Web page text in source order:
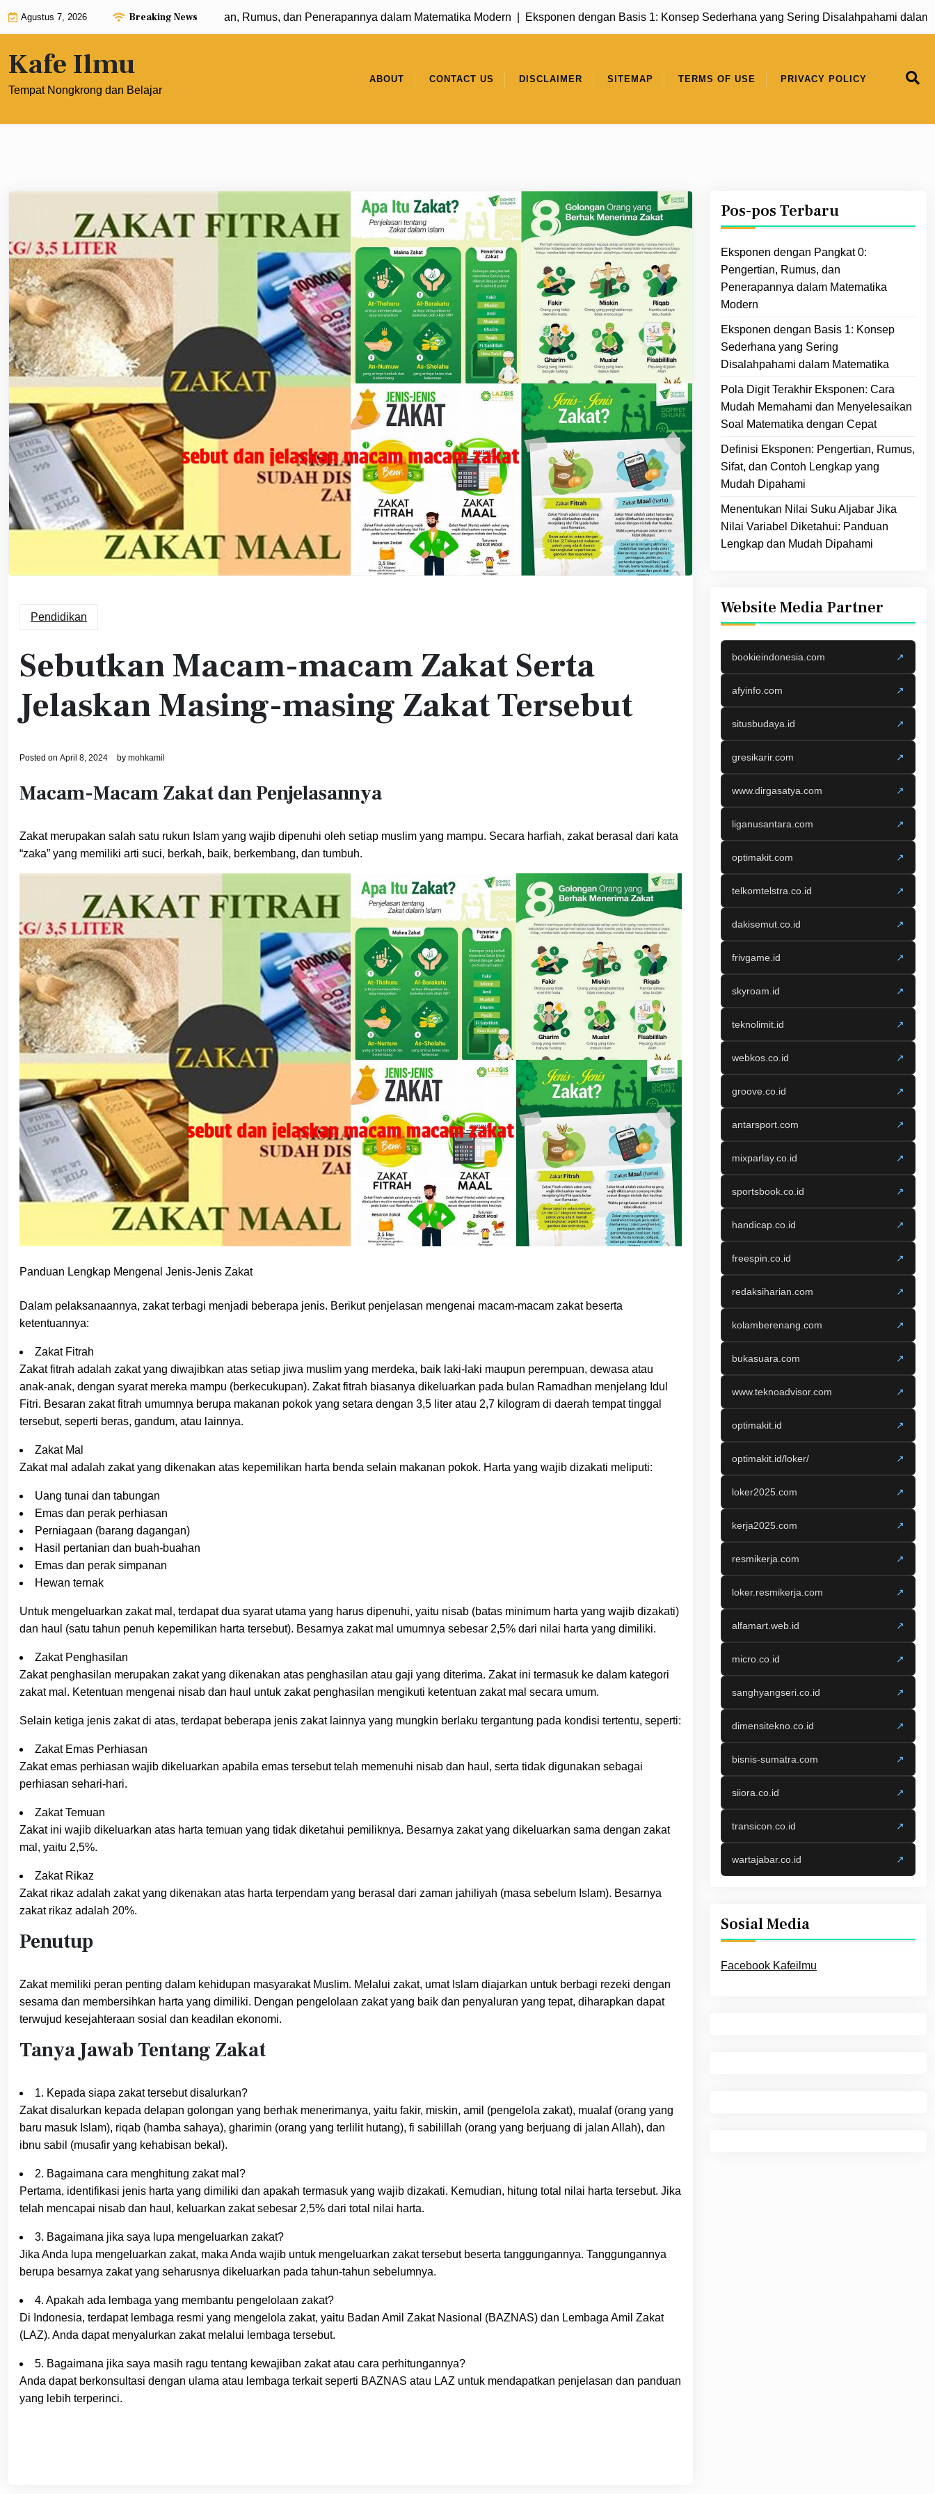
Agustus 7, 2026 Breaking News
dengan Pangkat 0: Pengertian, Rumus, dan Penerapannya dalam Matematika Modern |Eksponen dengan Basis 1: Konsep Sederhana yang Sering Disalahpahami dalam
Kafe Ilmu
Tempat Nongkrong dan Belajar
ABOUT CONTACT US DISCLAIMER SITEMAP TERMS OF USE PRIVACY POLICY
Pendidikan
Sebutkan Macam-macam Zakat Serta
Jelaskan Masing-masing Zakat Tersebut
Posted on April 8, 2024 by mohkamil
Macam-Macam Zakat dan Penjelasannya
Zakat merupakan salah satu rukun Islam yang wajib dipenuhi oleh setiap muslim yang mampu. Secara harfiah, zakat berasal dari kata
“zaka” yang memiliki arti suci, berkah, baik, berkembang, dan tumbuh.
Panduan Lengkap Mengenal Jenis-Jenis Zakat
Dalam pelaksanaannya, zakat terbagi menjadi beberapa jenis. Berikut penjelasan mengenai macam-macam zakat beserta
ketentuannya:
Zakat Fitrah
Zakat fitrah adalah zakat yang diwajibkan atas setiap jiwa muslim yang merdeka, baik laki-laki maupun perempuan, dewasa atau
anak-anak, dengan syarat mereka mampu (berkecukupan). Zakat fitrah biasanya dikeluarkan pada bulan Ramadhan menjelang Idul
Fitri. Besaran zakat fitrah umumnya berupa makanan pokok yang setara dengan 3,5 liter atau 2,7 kilogram di daerah tempat tinggal
tersebut, seperti beras, gandum, atau lainnya.
Zakat Mal
Zakat mal adalah zakat yang dikenakan atas kepemilikan harta benda selain makanan pokok. Harta yang wajib dizakati meliputi:
Uang tunai dan tabungan
Emas dan perak perhiasan
Perniagaan (barang dagangan)
Hasil pertanian dan buah-buahan
Emas dan perak simpanan
Hewan ternak
Untuk mengeluarkan zakat mal, terdapat dua syarat utama yang harus dipenuhi, yaitu nisab (batas minimum harta yang wajib dizakati)
dan haul (satu tahun penuh kepemilikan harta tersebut). Besarnya zakat mal umumnya sebesar 2,5% dari nilai harta yang dimiliki.
Zakat Penghasilan
Zakat penghasilan merupakan zakat yang dikenakan atas penghasilan atau gaji yang diterima. Zakat ini termasuk ke dalam kategori
zakat mal. Ketentuan mengenai nisab dan haul untuk zakat penghasilan mengikuti ketentuan zakat mal secara umum.
Selain ketiga jenis zakat di atas, terdapat beberapa jenis zakat lainnya yang mungkin berlaku tergantung pada kondisi tertentu, seperti:
Zakat Emas Perhiasan
Zakat emas perhiasan wajib dikeluarkan apabila emas tersebut telah memenuhi nisab dan haul, serta tidak digunakan sebagai
perhiasan sehari-hari.
Zakat Temuan
Zakat ini wajib dikeluarkan atas harta temuan yang tidak diketahui pemiliknya. Besarnya zakat yang dikeluarkan sama dengan zakat
mal, yaitu 2,5%.
Zakat Rikaz
Zakat rikaz adalah zakat yang dikenakan atas harta terpendam yang berasal dari zaman jahiliyah (masa sebelum Islam). Besarnya
zakat rikaz adalah 20%.
Penutup
Zakat memiliki peran penting dalam kehidupan masyarakat Muslim. Melalui zakat, umat Islam diajarkan untuk berbagi rezeki dengan
sesama dan membersihkan harta yang dimiliki. Dengan pengelolaan zakat yang baik dan penyaluran yang tepat, diharapkan dapat
terwujud kesejahteraan sosial dan keadilan ekonomi.
Tanya Jawab Tentang Zakat
1. Kepada siapa zakat tersebut disalurkan?
Zakat disalurkan kepada delapan golongan yang berhak menerimanya, yaitu fakir, miskin, amil (pengelola zakat), mualaf (orang yang
baru masuk Islam), riqab (hamba sahaya), gharimin (orang yang terlilit hutang), fi sabilillah (orang yang berjuang di jalan Allah), dan
ibnu sabil (musafir yang kehabisan bekal).
2. Bagaimana cara menghitung zakat mal?
Pertama, identifikasi jenis harta yang dimiliki dan apakah termasuk yang wajib dizakati. Kemudian, hitung total nilai harta tersebut. Jika
telah mencapai nisab dan haul, keluarkan zakat sebesar 2,5% dari total nilai harta.
3. Bagaimana jika saya lupa mengeluarkan zakat?
Jika Anda lupa mengeluarkan zakat, maka Anda wajib untuk mengeluarkan zakat tersebut beserta tanggungannya. Tanggungannya
berupa besarnya zakat yang seharusnya dikeluarkan pada tahun-tahun sebelumnya.
4. Apakah ada lembaga yang membantu pengelolaan zakat?
Di Indonesia, terdapat lembaga resmi yang mengelola zakat, yaitu Badan Amil Zakat Nasional (BAZNAS) dan Lembaga Amil Zakat
(LAZ). Anda dapat menyalurkan zakat melalui lembaga tersebut.
5. Bagaimana jika saya masih ragu tentang kewajiban zakat atau cara perhitungannya?
Anda dapat berkonsultasi dengan ulama atau lembaga terkait seperti BAZNAS atau LAZ untuk mendapatkan penjelasan dan panduan
yang lebih terperinci.
Pos-pos Terbaru
Eksponen dengan Pangkat 0:
Pengertian, Rumus, dan
Penerapannya dalam Matematika
Modern
Eksponen dengan Basis 1: Konsep
Sederhana yang Sering
Disalahpahami dalam Matematika
Pola Digit Terakhir Eksponen: Cara
Mudah Memahami dan Menyelesaikan
Soal Matematika dengan Cepat
Definisi Eksponen: Pengertian, Rumus,
Sifat, dan Contoh Lengkap yang
Mudah Dipahami
Menentukan Nilai Suku Aljabar Jika
Nilai Variabel Diketahui: Panduan
Lengkap dan Mudah Dipahami
Website Media Partner
bookieindonesia.com ↗
afyinfo.com ↗
situsbudaya.id ↗
gresikarir.com ↗
www.dirgasatya.com ↗
liganusantara.com ↗
optimakit.com ↗
telkomtelstra.co.id ↗
dakisemut.co.id ↗
frivgame.id ↗
skyroam.id ↗
teknolimit.id ↗
webkos.co.id ↗
groove.co.id ↗
antarsport.com ↗
mixparlay.co.id ↗
sportsbook.co.id ↗
handicap.co.id ↗
freespin.co.id ↗
redaksiharian.com ↗
kolamberenang.com ↗
bukasuara.com ↗
www.teknoadvisor.com ↗
optimakit.id ↗
optimakit.id/loker/ ↗
loker2025.com ↗
kerja2025.com ↗
resmikerja.com ↗
loker.resmikerja.com ↗
alfamart.web.id ↗
micro.co.id ↗
sanghyangseri.co.id ↗
dimensitekno.co.id ↗
bisnis-sumatra.com ↗
siiora.co.id ↗
transicon.co.id ↗
wartajabar.co.id ↗
Sosial Media
Facebook Kafeilmu